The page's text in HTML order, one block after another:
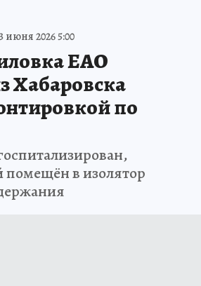
июня 2026 5:00
ЕАО
Хабаровска
по
помещён в изолятор